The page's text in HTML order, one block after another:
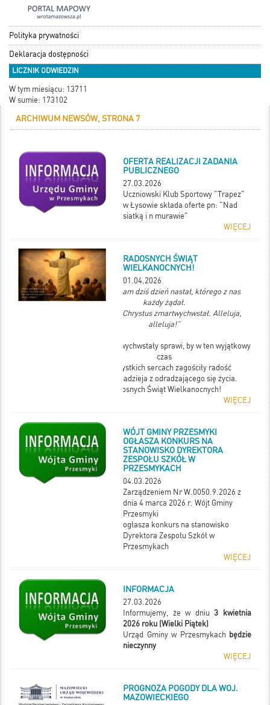
Polityka prywatności
Deklaracja dostępności
LICZNIK ODWIEDZIN
W tym miesiącu: 13711
W sumie: 173102
ARCHIWUM NEWSÓW, STRONA 7
OFERTA REALIZACJI ZADANIA
PUBLICZNEGO
27.03.2026
Uczniowski Klub Sportowy "Trapez"
w Łysowie składa oferte pn: "Nad
siatką i n murawie"
WIĘCEJ
RADOSNYCH ŚWIĄT
WIELKANOCNYCH!
01.04.2026
„Wesoły nam dziś dzień nastał, którego z nas
każdy żądał.
Tego dnia Chrystus zmartwychwstał. Alleluja,
alleluja!”
Niech Zmartwychwstały sprawi, by w ten wyjątkowy
czas
we wszystkich sercach zagościły radość
i wielka nadzieja z odradzającego się życia.
Radosnych Świąt Wielkanocnych!
WIĘCEJ
WÓJT GMINY PRZESMYKI
OGŁASZA KONKURS NA
STANOWISKO DYREKTORA
ZESPOŁU SZKÓŁ W
PRZESMYKACH
04.03.2026
Zarządzeniem Nr W.0050.9.2026 z
dnia 4 marca 2026 r. Wójt Gminy
Przesmyki
ogłasza konkurs na stanowisko
Dyrektora Zespołu Szkół w
Przesmykach
WIĘCEJ
INFORMACJA
27.03.2026
Informujemy, że w dniu3 kwietnia
2026 roku (Wielki Piątek)
Urząd Gminy w Przesmykachbędzie
nieczynny
WIĘCEJ
PROGNOZA POGODY DLA WOJ.
MAZOWIECKIEGO